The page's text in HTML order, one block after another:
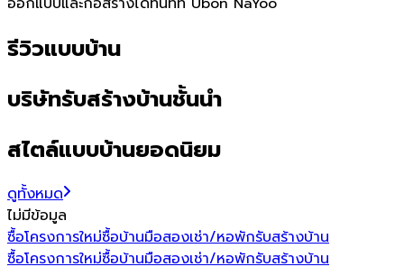
รีวิวแบบบ้าน
บริษัทรับสร้างบ้านชั้นนำ
สไตล์แบบบ้านยอดนิยม
ดูทั้งหมด
ไม่มีข้อมูล
ซื้อโครงการใหม่ซื้อบ้านมือสองเช่า/หอพักรับสร้างบ้าน
ซื้อโครงการใหม่ซื้อบ้านมือสองเช่า/หอพักรับสร้างบ้าน